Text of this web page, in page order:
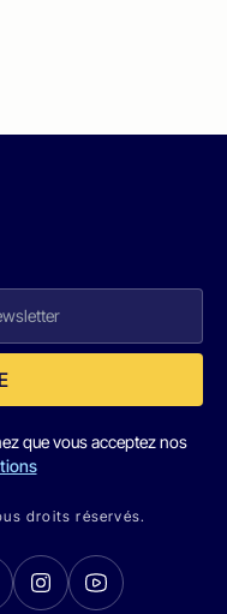
que vous acceptez nos
droits réservés.